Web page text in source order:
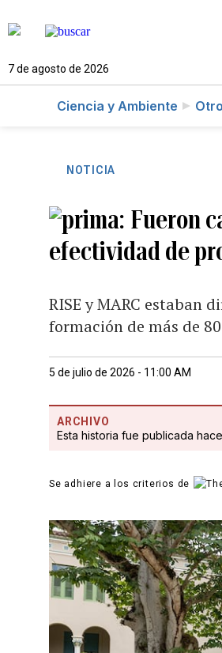
7 de agosto de 2026
Ciencia y Ambiente
NOTICIA
Fueron
efectividad de
RISE y MARC estaban
formación de más de
5 de julio de 2026 - 11:00 AM
ARCHIVO
Esta historia fue publicada
Se adhiere a los criterios de